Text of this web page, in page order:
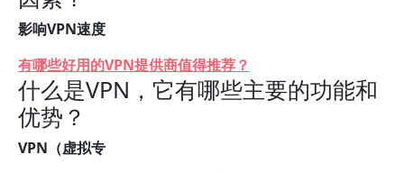
影响VPN速度
有哪些好用的VPN提供商值得推荐？
什么是VPN，它有哪些主要的功能和
优势？
VPN（虚拟专